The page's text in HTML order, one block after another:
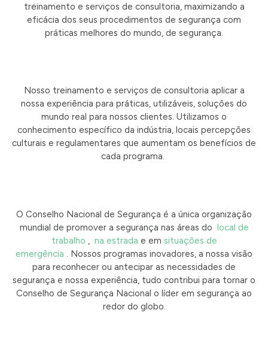
treinamento e serviços de consultoria, maximizando a
eficácia dos seus procedimentos de segurança com
práticas melhores do mundo, de segurança.
Nosso treinamento e serviços de consultoria aplicar a
nossa experiência para práticas, utilizáveis, soluções do
mundo real para nossos clientes. Utilizamos o
conhecimento específico da indústria, locais percepções
culturais e regulamentares que aumentam os benefícios de
cada programa.
O Conselho Nacional de Segurança é a única organização
mundial de promover a segurança nas áreas do local de
trabalho , na estrada e em situações de
emergência . Nossos programas inovadores, a nossa visão
para reconhecer ou antecipar as necessidades de
segurança e nossa experiência, tudo contribui para tornar o
Conselho de Segurança Nacional o líder em segurança ao
redor do globo.